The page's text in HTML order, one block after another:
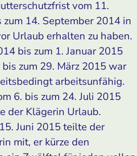
vom 11.
14. September 2014 in
Urlaub erhalten zu haben.
bis zum 1. Januar 2015
zum 29. März 2015 war
arbeitsunfähig.
6. bis zum 24. Juli 2015
der Klägerin Urlaub.
Juni 2015 teilte der
mit, er kürze den